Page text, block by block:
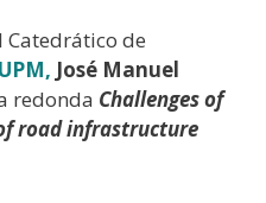
de
José Manuel
redonda Challenges of
road infrastructure